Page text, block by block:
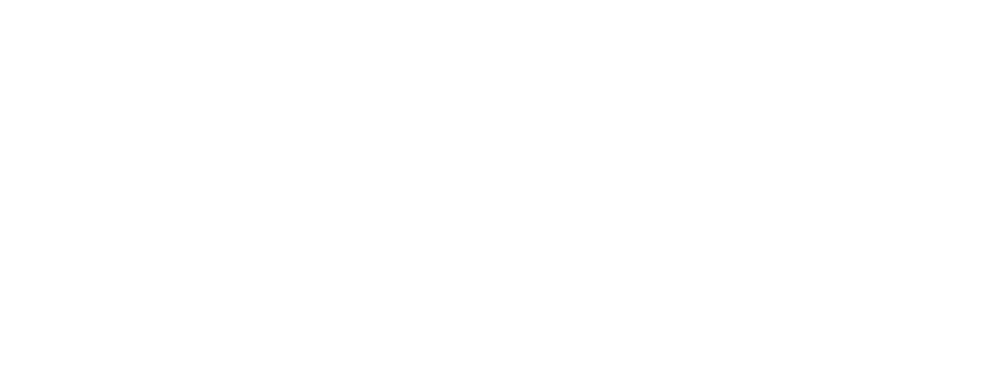
uvedené vybavení)
pro hotel od 3. řady lehátka (2 ks/pokoj) a slunečníky (1 ks/pokoj) zdarma (dle dostupnosti), osušky za poplatek (výměna také za
a slunečníky za poplatek.
21:00) formou bufetu